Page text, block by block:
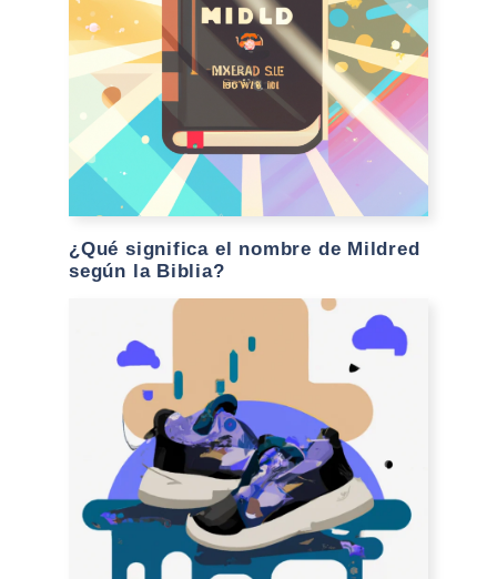
¿Qué significa el nombre de Mildred
según la Biblia?